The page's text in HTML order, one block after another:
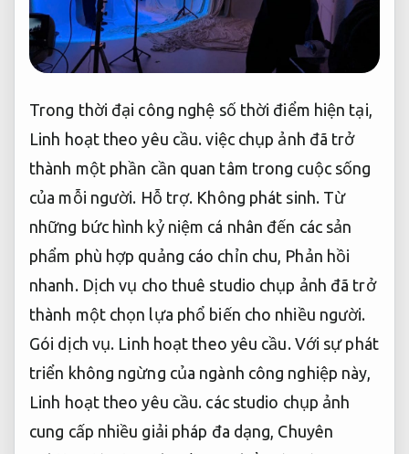
Trong thời đại công nghệ số thời điểm hiện tại,
Linh hoạt theo yêu cầu. việc chụp ảnh đã trở
thành một phần cần quan tâm trong cuộc sống
của mỗi người. Hỗ trợ. Không phát sinh. Từ
những bức hình kỷ niệm cá nhân đến các sản
phẩm phù hợp quảng cáo chỉn chu, Phản hồi
nhanh. Dịch vụ cho thuê studio chụp ảnh đã trở
thành một chọn lựa phổ biến cho nhiều người.
Gói dịch vụ. Linh hoạt theo yêu cầu. Với sự phát
triển không ngừng của ngành công nghiệp này,
Linh hoạt theo yêu cầu. các studio chụp ảnh
cung cấp nhiều giải pháp đa dạng, Chuyên